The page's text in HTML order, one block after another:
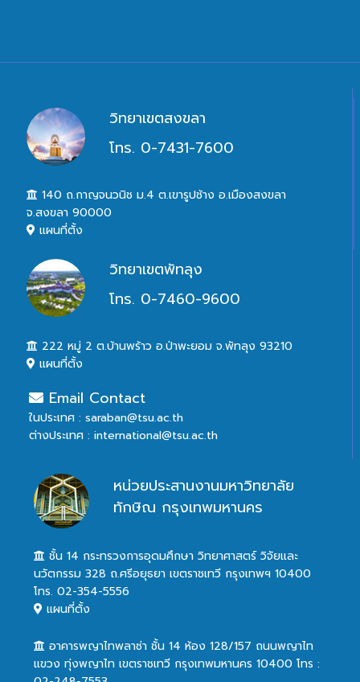
วิทยาเขตสงขลา
โทร. 0-7431-7600
140 ถ.กาญจนวนิช ม.4 ต.เขารูปช้าง อ.เมืองสงขลา
จ.สงขลา 90000
แผนที่ตั้ง
วิทยาเขตพัทลุง
โทร. 0-7460-9600
222 หมู่ 2 ต.บ้านพร้าว อ.ป่าพะยอม จ.พัทลุง 93210
แผนที่ตั้ง
Email Contact
ในประเทศ : saraban@tsu.ac.th
ต่างประเทศ : international@tsu.ac.th
หน่วยประสานงานมหาวิทยาลัย
ทักษิณ กรุงเทพมหานคร
ชั้น 14 กระทรวงการอุดมศึกษา วิทยาศาสตร์ วิจัยและ
นวัตกรรม 328 ถ.ศรีอยุธยา เขตราชเทวี กรุงเทพฯ 10400
โทร. 02-354-5556
แผนที่ตั้ง
อาคารพญาไทพลาซ่า ชั้น 14 ห้อง 128/157 ถนนพญาไท
แขวง ทุ่งพญาไท เขตราชเทวี กรุงเทพมหานคร 10400 โทร :